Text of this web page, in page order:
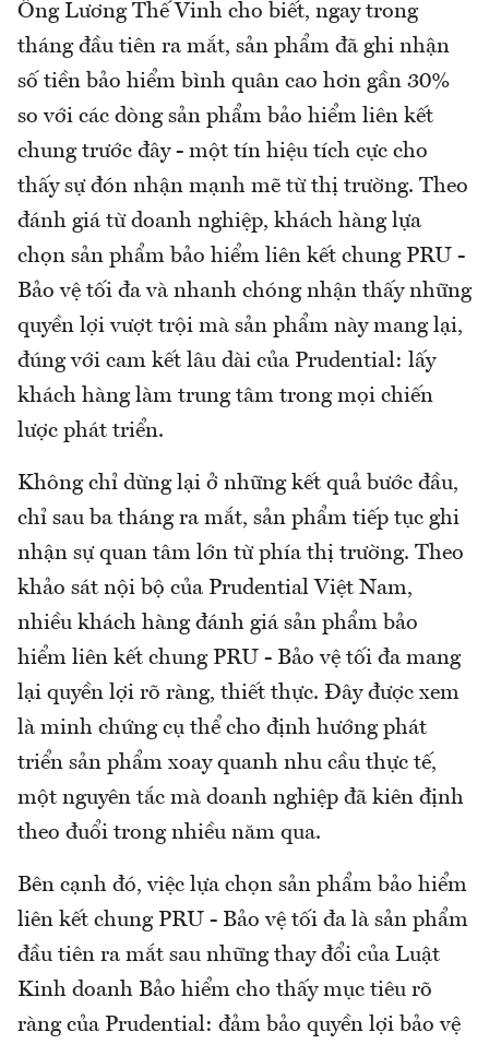
Ông Lương Thế Vinh cho biết, ngay trong
tháng đầu tiên ra mắt, sản phẩm đã ghi nhận
số tiền bảo hiểm bình quân cao hơn gần 30%
so với các dòng sản phẩm bảo hiểm liên kết
chung trước đây - một tín hiệu tích cực cho
thấy sự đón nhận mạnh mẽ từ thị trường. Theo
đánh giá từ doanh nghiệp, khách hàng lựa
chọn sản phẩm bảo hiểm liên kết chung PRU -
Bảo vệ tối đa và nhanh chóng nhận thấy những
quyền lợi vượt trội mà sản phẩm này mang lại,
đúng với cam kết lâu dài của Prudential: lấy
khách hàng làm trung tâm trong mọi chiến
lược phát triển.
Không chỉ dừng lại ở những kết quả bước đầu,
chỉ sau ba tháng ra mắt, sản phẩm tiếp tục ghi
nhận sự quan tâm lớn từ phía thị trường. Theo
khảo sát nội bộ của Prudential Việt Nam,
nhiều khách hàng đánh giá sản phẩm bảo
hiểm liên kết chung PRU - Bảo vệ tối đa mang
lại quyền lợi rõ ràng, thiết thực. Đây được xem
là minh chứng cụ thể cho định hướng phát
triển sản phẩm xoay quanh nhu cầu thực tế,
một nguyên tắc mà doanh nghiệp đã kiên định
theo đuổi trong nhiều năm qua.
Bên cạnh đó, việc lựa chọn sản phẩm bảo hiểm
liên kết chung PRU - Bảo vệ tối đa là sản phẩm
đầu tiên ra mắt sau những thay đổi của Luật
Kinh doanh Bảo hiểm cho thấy mục tiêu rõ
ràng của Prudential: đảm bảo quyền lợi bảo vệ